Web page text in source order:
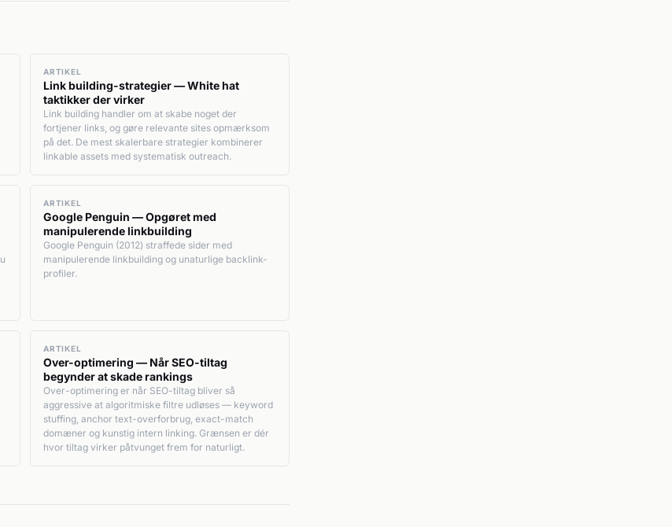
ARTIKEL
Link building-strategier — White hat
taktikker der virker
Link building handler om at skabe noget der
fortjener links, og gøre relevante sites opmærksom
på det. De mest skalerbare strategier kombinerer
linkable assets med systematisk outreach.
ARTIKEL
Google Penguin — Opgøret med
manipulerende linkbuilding
Google Penguin (2012) straffede sider med
manipulerende linkbuilding og unaturlige backlink-
profiler.
ARTIKEL
Over-optimering — Når SEO-tiltag
begynder at skade rankings
Over-optimering er når SEO-tiltag bliver så
aggressive at algoritmiske filtre udløses — keyword
stuffing, anchor text-overforbrug, exact-match
domæner og kunstig intern linking. Grænsen er dér
hvor tiltag virker påtvunget frem for naturligt.